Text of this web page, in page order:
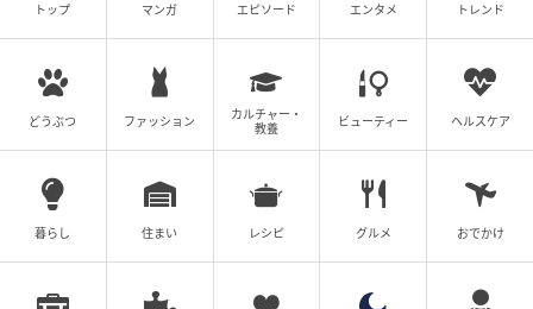
トップ マンガ エピソード エンタメ トレンド
どうぶつ ファッション
カルチャー・
教養
ビューティー ヘルスケア
暮らし 住まい レシピ グルメ おでかけ